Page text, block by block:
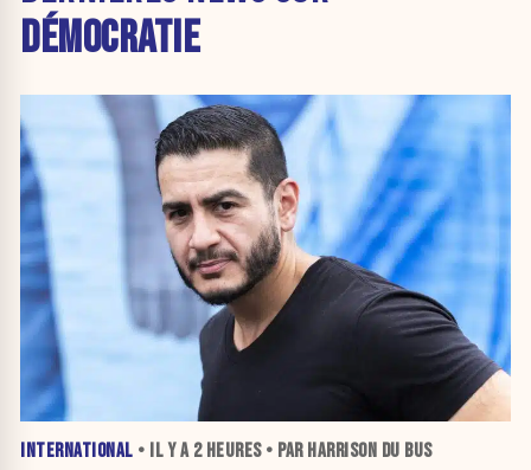
DÉMOCRATIE
INTERNATIONAL • IL Y A 2 HEURES• PAR HARRISON DU BUS